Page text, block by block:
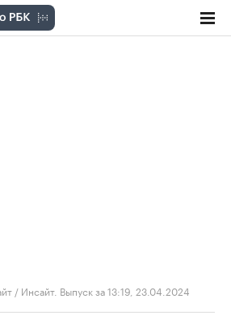
/ Инсайт. Выпуск за 13:19, 23.04.2024